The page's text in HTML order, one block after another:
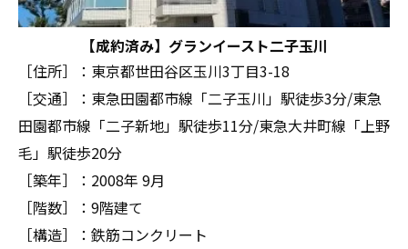
【成約済み】グランイースト二子玉川
［住所］：東京都世田谷区玉川3丁目3-18
［交通］：東急田園都市線「二子玉川」駅徒歩3分/東急
田園都市線「二子新地」駅徒歩11分/東急大井町線「上野
毛」駅徒歩20分
［築年］：2008年 9月
［階数］：9階建て
［構造］：鉄筋コンクリート